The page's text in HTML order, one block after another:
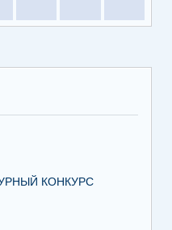
КОНКУРС